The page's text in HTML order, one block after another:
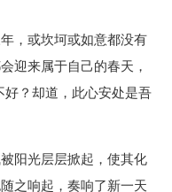
，或坎坷或如意都没有
迎来属于自己的春天，
好？却道，此心安处是吾
阳光层层掀起，使其化
之响起，奏响了新一天